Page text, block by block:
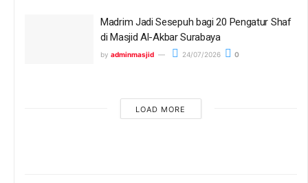
Madrim Jadi Sesepuh bagi 20 Pengatur Shaf
di Masjid Al-Akbar Surabaya
by adminmasjid 24/07/2026 0
LOAD MORE